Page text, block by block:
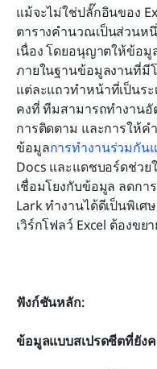
แม้จะไม่ใช่ปลั๊กอินของ
ตารางคำนวณเป็นส่วนห
เนื่อง โดยอนุญาตให้ข้อ
ภายในฐานข้อมูลงานที่มี
แต่ละแถวทำหน้าที่เป็นร
คงที่ ทีมสามารถทำงานอั
การติดตาม และการให้ค
ข้อมูลการทำงานร่วมกัน
Docs และแดชบอร์ดช่ว
เชื่อมโยงกับข้อมูล ลดกา
Lark ทำงานได้ดีเป็นพิเ
เวิร์กโฟลว์ Excel ต้องขย
ฟังก์ชันหลัก:
ข้อมูลแบบสเปรดชีตที่ยัง